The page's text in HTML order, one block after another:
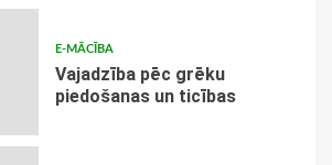
E-MĀCĪBA
Vajadzība pēc grēku
piedošanas un ticības